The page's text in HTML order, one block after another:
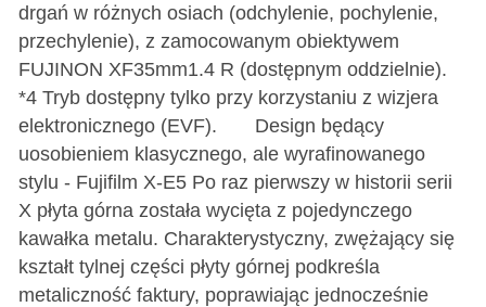
drgań w różnych osiach (odchylenie, pochylenie,
przechylenie), z zamocowanym obiektywem
FUJINON XF35mm1.4 R (dostępnym oddzielnie).
*4 Tryb dostępny tylko przy korzystaniu z wizjera
elektronicznego (EVF). Design będący
uosobieniem klasycznego, ale wyrafinowanego
stylu - Fujifilm X-E5 Po raz pierwszy w historii serii
X płyta górna została wycięta z pojedynczego
kawałka metalu. Charakterystyczny, zwężający się
kształt tylnej części płyty górnej podkreśla
metaliczność faktury, poprawiając jednocześnie